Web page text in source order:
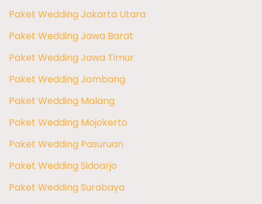
Paket Wedding Jakarta Utara
Paket Wedding Jawa Barat
Paket Wedding Jawa Timur
Paket Wedding Jombang
Paket Wedding Malang
Paket Wedding Mojokerto
Paket Wedding Pasuruan
Paket Wedding Sidoarjo
Paket Wedding Surabaya